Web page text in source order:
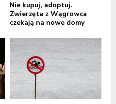
Nie kupuj, adoptuj.
Zwierzęta z Wągrowca
czekają na nowe domy